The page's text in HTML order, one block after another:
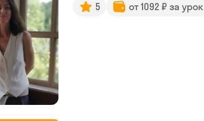
5 от 1092 ₽ за урок